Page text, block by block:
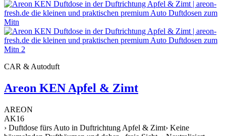
CAR & Autoduft
Areon KEN Apfel & Zimt
AREON
AK16
› Duftdose fürs Auto in Duftrichtung Apfel & Zimt› Keine